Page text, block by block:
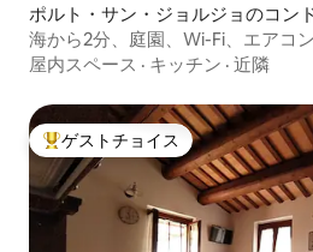
ポルト・サン・ジョルジョのコン
海から2分、庭園、Wi-Fi、エアコン
屋内スペース · キッチン · 近隣
大好評のゲストチョイスです。
ゲストチョイス